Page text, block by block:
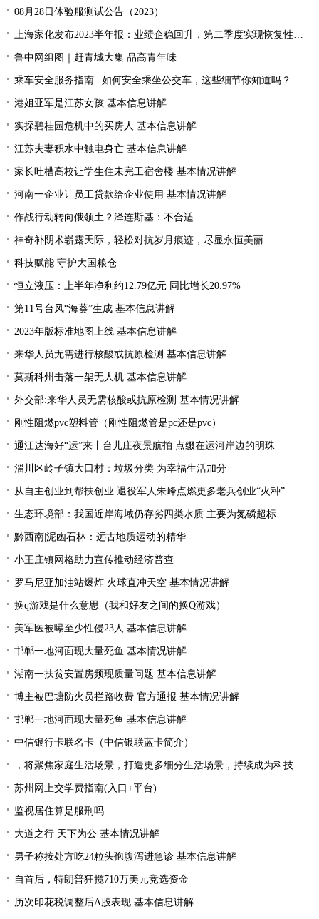
08月28日体验服测试公告（2023）
上海家化发布2023半年报：业绩企稳回升，第二季度实现恢复性增长
鲁中网组图｜赶青城大集 品高青年味
乘车安全服务指南 | 如何安全乘坐公交车，这些细节你知道吗？
港姐亚军是江苏女孩 基本信息讲解
实探碧桂园危机中的买房人 基本信息讲解
江苏夫妻积水中触电身亡 基本信息讲解
家长吐槽高校让学生住未完工宿舍楼 基本情况讲解
河南一企业让员工贷款给企业使用 基本情况讲解
作战行动转向俄领土？泽连斯基：不合适
神奇补阴术崭露天际，轻松对抗岁月痕迹，尽显永恒美丽
科技赋能 守护大国粮仓
恒立液压：上半年净利约12.79亿元 同比增长20.97%
第11号台风“海葵”生成 基本信息讲解
2023年版标准地图上线 基本信息讲解
来华人员无需进行核酸或抗原检测 基本信息讲解
莫斯科州击落一架无人机 基本信息讲解
外交部:来华人员无需核酸或抗原检测 基本情况讲解
刚性阻燃pvc塑料管（刚性阻燃管是pc还是pvc）
通江达海好“运”来丨台儿庄夜景航拍 点缀在运河岸边的明珠
淄川区岭子镇大口村：垃圾分类 为幸福生活加分
从自主创业到帮扶创业 退役军人朱峰点燃更多老兵创业“火种”
生态环境部：我国近岸海域仍存劣四类水质 主要为氮磷超标
黔西南|泥凼石林：远古地质运动的精华
小王庄镇网格助力宣传推动经济普查
罗马尼亚加油站爆炸 火球直冲天空 基本情况讲解
换q游戏是什么意思（我和好友之间的换Q游戏）
美军医被曝至少性侵23人 基本信息讲解
邯郸一地河面现大量死鱼 基本情况讲解
湖南一扶贫安置房频现质量问题 基本信息讲解
博主被巴塘防火员拦路收费 官方通报 基本情况讲解
邯郸一地河面现大量死鱼 基本信息讲解
中信银行卡联名卡（中信银联蓝卡简介）
，将聚焦家庭生活场景，打造更多细分生活场景，持续成为科技创新的风向标，出现新面孔，为行业发展带来新的机遇|产业链情报站
苏州网上交学费指南(入口+平台)
监视居住算是服刑吗
大道之行 天下为公 基本情况讲解
男子称按处方吃24粒头孢腹泻进急诊 基本信息讲解
自首后，特朗普狂揽710万美元竞选资金
历次印花税调整后A股表现 基本信息讲解